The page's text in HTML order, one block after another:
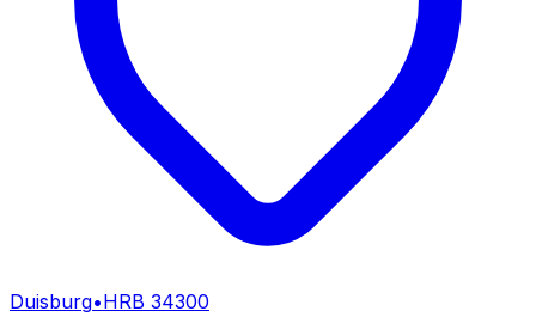
Duisburg•HRB 34300